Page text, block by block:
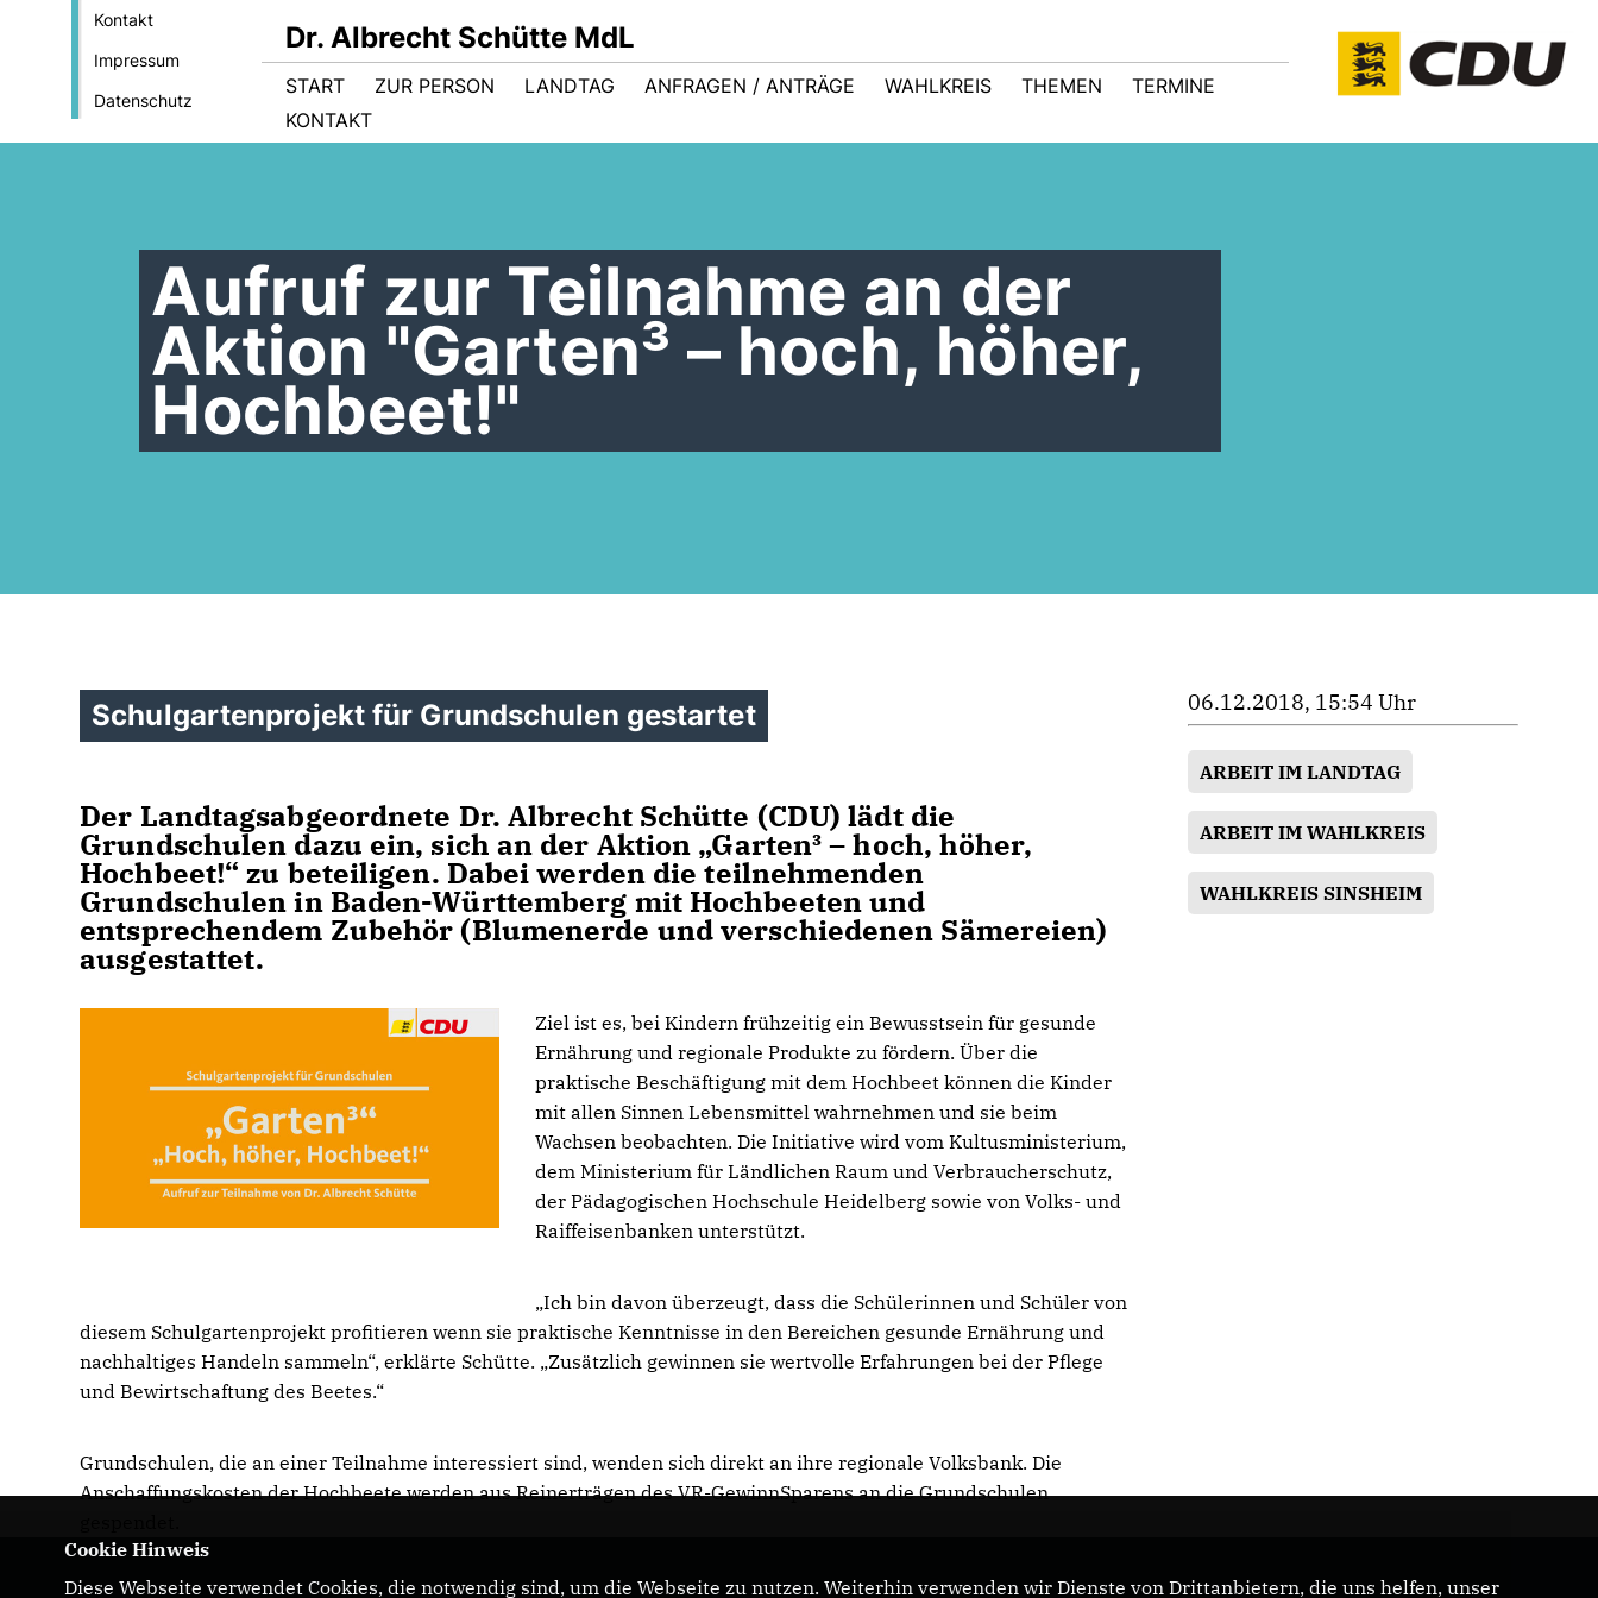
Kontakt
Impressum
Datenschutz
Dr. Albrecht Schütte MdL
START ZUR PERSON LANDTAG ANFRAGEN / ANTRÄGE WAHLKREIS THEMEN
TERMINE
KONTAKT
Aufruf zur Teilnahme an der
Aktion "Garten³ – hoch, höher,
Hochbeet!"
Schulgartenprojekt für Grundschulen gestartet
Der Landtagsabgeordnete Dr. Albrecht Schütte (CDU) lädt die
Grundschulen dazu ein, sich an der Aktion „Garten³ – hoch, höher,
Hochbeet!“ zu beteiligen. Dabei werden die teilnehmenden
Grundschulen in Baden-Württemberg mit Hochbeeten und
entsprechendem Zubehör (Blumenerde und verschiedenen Sämereien)
ausgestattet.
Ziel ist es, bei Kindern frühzeitig ein Bewusstsein für gesunde
Ernährung und regionale Produkte zu fördern. Über die
praktische Beschäftigung mit dem Hochbeet können die Kinder
mit allen Sinnen Lebensmittel wahrnehmen und sie beim
Wachsen beobachten. Die Initiative wird vom Kultusministerium,
dem Ministerium für Ländlichen Raum und Verbraucherschutz,
der Pädagogischen Hochschule Heidelberg sowie von Volks- und
Raiffeisenbanken unterstützt.
Ich bin davon überzeugt, dass die Schülerinnen und Schüler von
diesem Schulgartenprojekt profitieren wenn sie praktische Kenntnisse in den Bereichen gesunde Ernährung und
nachhaltiges Handeln sammeln“, erklärte Schütte. „Zusätzlich gewinnen sie wertvolle Erfahrungen bei der Pflege
und Bewirtschaftung des Beetes.“
Grundschulen, die an einer Teilnahme interessiert sind, wenden sich direkt an ihre regionale Volksbank. Die
Anschaffungskosten der Hochbeete werden aus Reinerträgen des VR-GewinnSparens an die Grundschulen
06.12.2018, 15:54 Uhr
ARBEIT IM LANDTAG
ARBEIT IM WAHLKREIS
WAHLKREIS SINSHEIM
Cookie Hinweis
Diese Webseite verwendet Cookies, die notwendig sind, um die Webseite zu nutzen. Weiterhin verwenden wir Dienste von Drittanbietern, die uns helfen, unser